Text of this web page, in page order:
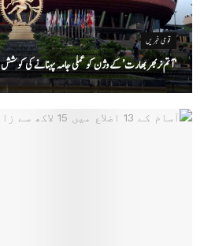
قومی خبریں
‘ آتم نربھر بھارت’ کے وژن کو عملی جامہ پہنانے کی کوشش